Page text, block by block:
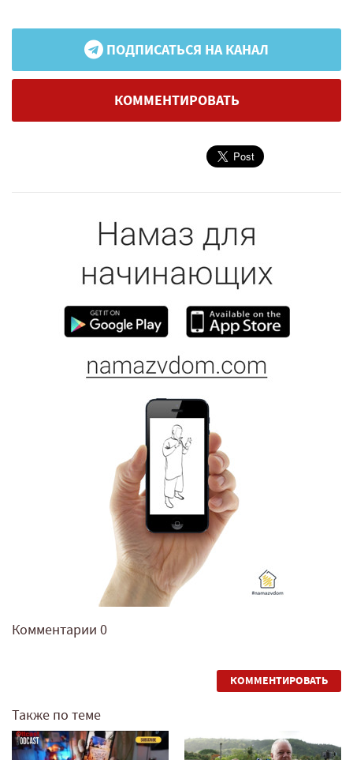
ПОДПИСАТЬСЯ НА КАНАЛ
КОММЕНТИРОВАТЬ
Комментарии 0
КОММЕНТИРОВАТЬ
Также по теме